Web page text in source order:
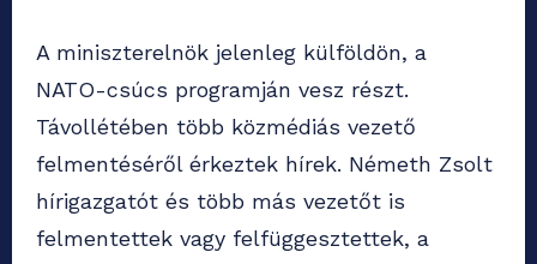
A miniszterelnök jelenleg külföldön, a
NATO-csúcs programján vesz részt.
Távollétében több közmédiás vezető
felmentéséről érkeztek hírek. Németh Zsolt
hírigazgatót és több más vezetőt is
felmentettek vagy felfüggesztettek, a